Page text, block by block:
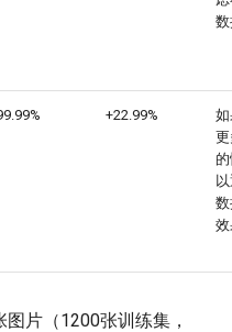
+22.99%
片（1200张训练集，